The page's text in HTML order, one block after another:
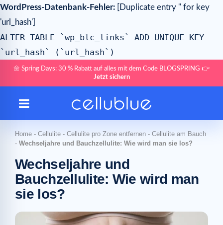
WordPress-Datenbank-Fehler: [Duplicate entry '' for key
'url_hash']
ALTER TABLE `wp_blc_links` ADD UNIQUE KEY
`url_hash` (`url_hash`)
🌼 Spring Days: 30 % Rabatt auf alles mit dem Code BLOGSPRING 👉
Jetzt sichern
Home - Cellulite - Cellulite pro Zone entfernen - Cellulite am Bauch
- Wechseljahre und Bauchzellulite: Wie wird man sie los?
Wechseljahre und
Bauchzellulite: Wie wird man
sie los?